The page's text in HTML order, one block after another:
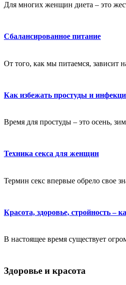
Для многих женщин диета – это
Сбалансированное питание
От того, как мы питаемся, зависит
Как избежать простуды и
Время для простуды – это осень,
Техника секса для женщин
Термин секс впервые обрело свое
Красота, здоровье, стройность –
В настоящее время существует
Здоровье и красота